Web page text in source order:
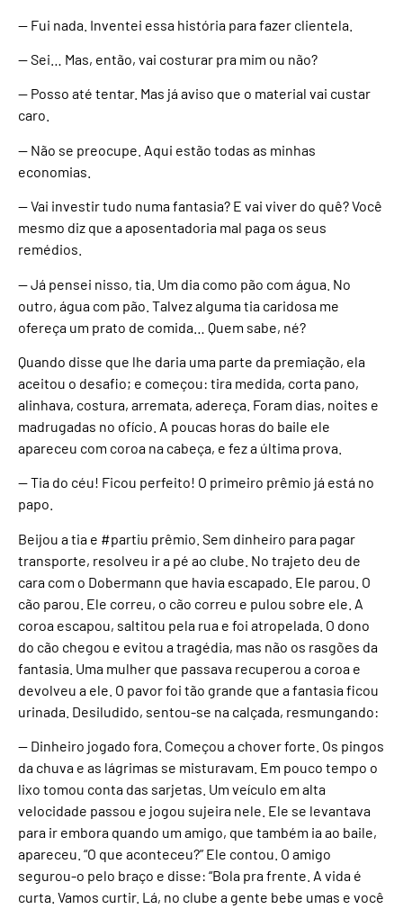
— Fui nada. Inventei essa história para fazer clientela.
— Sei… Mas, então, vai costurar pra mim ou não?
— Posso até tentar. Mas já aviso que o material vai custar
caro.
— Não se preocupe. Aqui estão todas as minhas
economias.
— Vai investir tudo numa fantasia? E vai viver do quê? Você
mesmo diz que a aposentadoria mal paga os seus
remédios.
— Já pensei nisso, tia. Um dia como pão com água. No
outro, água com pão. Talvez alguma tia caridosa me
ofereça um prato de comida… Quem sabe, né?
Quando disse que lhe daria uma parte da premiação, ela
aceitou o desafio; e começou: tira medida, corta pano,
alinhava, costura, arremata, adereça. Foram dias, noites e
madrugadas no ofício. A poucas horas do baile ele
apareceu com coroa na cabeça, e fez a última prova.
— Tia do céu! Ficou perfeito! O primeiro prêmio já está no
papo.
Beijou a tia e #partiu prêmio. Sem dinheiro para pagar
transporte, resolveu ir a pé ao clube. No trajeto deu de
cara com o Dobermann que havia escapado. Ele parou. O
cão parou. Ele correu, o cão correu e pulou sobre ele. A
coroa escapou, saltitou pela rua e foi atropelada. O dono
do cão chegou e evitou a tragédia, mas não os rasgões da
fantasia. Uma mulher que passava recuperou a coroa e
devolveu a ele. O pavor foi tão grande que a fantasia ficou
urinada. Desiludido, sentou-se na calçada, resmungando:
— Dinheiro jogado fora. Começou a chover forte. Os pingos
da chuva e as lágrimas se misturavam. Em pouco tempo o
lixo tomou conta das sarjetas. Um veículo em alta
velocidade passou e jogou sujeira nele. Ele se levantava
para ir embora quando um amigo, que também ia ao baile,
apareceu. “O que aconteceu?” Ele contou. O amigo
segurou-o pelo braço e disse: “Bola pra frente. A vida é
curta. Vamos curtir. Lá, no clube a gente bebe umas e você